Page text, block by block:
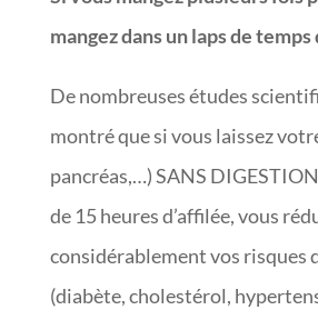
mangez dans un laps de
De nombreuses études
montré que si vous laissez
pancréas,…) SANS
de 15 heures d’affilée, vous
considérablement vos risques
(diabète, cholestérol,